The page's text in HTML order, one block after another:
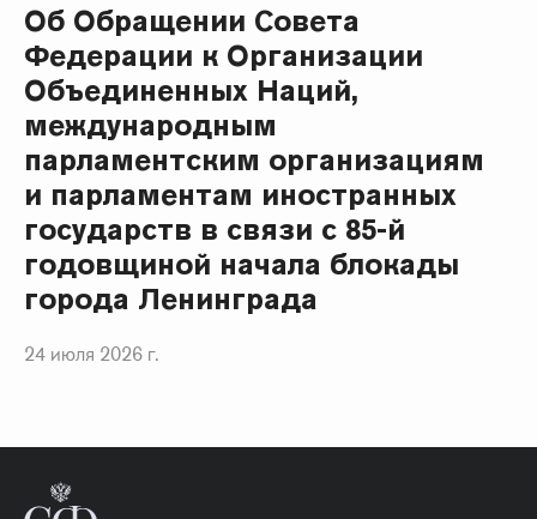
Об Обращении Совета
Федерации к Организации
Объединенных Наций,
международным
парламентским организациям
и парламентам иностранных
государств в связи с 85-й
годовщиной начала блокады
города Ленинграда
24 июля 2026 г.